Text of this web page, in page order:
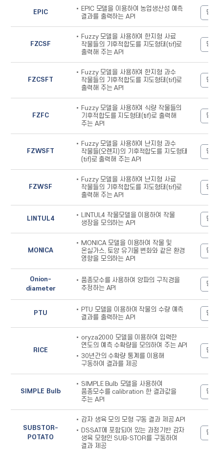
EPIC
EPIC 모델을 이용하여 농업생산성 예측
결과를 출력하는 API
명세
FZCSF
Fuzzy 모델을 사용하여 한지형 사료
작물들의 기후적합도를 지도형태(tif)로
출력해 주는 API
명세
FZCSFT
Fuzzy 모델을 사용하여 한지형 과수
작물들의 기후적합도를 지도형태(tif)로
출력해 주는 API
명세
FZFC
Fuzzy 모델을 사용하여 식량 작물들의
기후적합도를 지도형태(tif)로 출력해
주는 API
명세
FZWSFT
Fuzzy 모델을 사용하여 난지형 과수
작물들(오렌지)의 기후적합도를 지도형태
(tif)로 출력해 주는 API
명세
FZWSF
Fuzzy 모델을 사용하여 난지형 사료
작물들의 기후적합도를 지도형태(tif)로
출력해 주는 API
명세
LINTUL4
LINTUL4 작물모델을 이용하여 작물
생장을 모의하는 API
명세
MONICA
MONICA 모델을 이용하여 작물 및
온실가스, 토양 유기물 변화와 같은 환경
영향을 모의하는 API
명세
Onion-
diameter
품종모수를 사용하여 양파의 구직경을
추정하는 API
명세
PTU
PTU 모델을 이용하여 작물의 수량 예측
결과를 출력하는 API
명세
RICE
oryza2000 모델을 이용하여 입력한
연도의 예측 수확량을 모의하여 주는 API
30년간의 수확량 통계를 이용해
구동하여 결과를 제공
명세
SIMPLE Bulb
SIMPLE Bulb 모델을 사용하여
품종모수를 calibration 한 결과값을
주는 API
명세
SUBSTOR-
POTATO
감자 생육 모의 모형 구동 결과 제공 API
DSSAT에 포함되어 있는 과정기반 감자
생육 모형인 SUB-STOR를 구동하여
결과 제공
명세